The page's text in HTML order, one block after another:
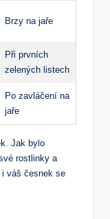
Brzy na jaře
Při prvních
zelených listech
Po zavláčení na
jaře
Jak bylo
rostlinky a
i váš česnek se